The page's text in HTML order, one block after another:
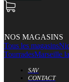
NOS MAGASINS
Tous les magasins
TourradesMarseille
SAV
CONTACT